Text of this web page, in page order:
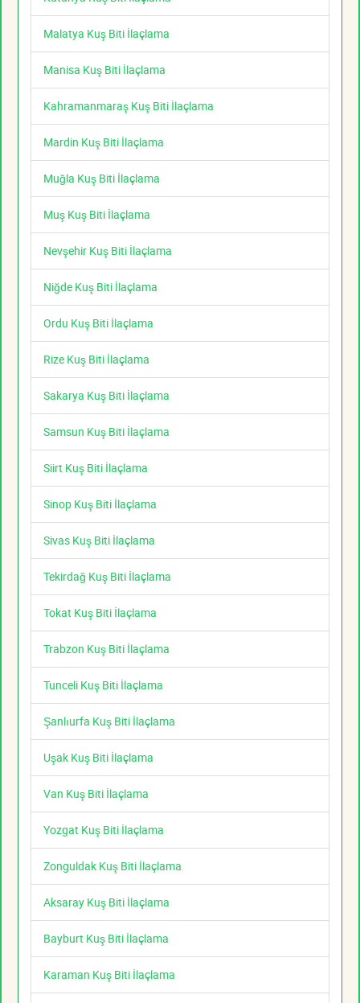
Malatya Kuş Biti İlaçlama
Manisa Kuş Biti İlaçlama
Kahramanmaraş Kuş Biti İlaçlama
Mardin Kuş Biti İlaçlama
Muğla Kuş Biti İlaçlama
Muş Kuş Biti İlaçlama
Nevşehir Kuş Biti İlaçlama
Niğde Kuş Biti İlaçlama
Ordu Kuş Biti İlaçlama
Rize Kuş Biti İlaçlama
Sakarya Kuş Biti İlaçlama
Samsun Kuş Biti İlaçlama
Siirt Kuş Biti İlaçlama
Sinop Kuş Biti İlaçlama
Sivas Kuş Biti İlaçlama
Tekirdağ Kuş Biti İlaçlama
Tokat Kuş Biti İlaçlama
Trabzon Kuş Biti İlaçlama
Tunceli Kuş Biti İlaçlama
Şanlıurfa Kuş Biti İlaçlama
Uşak Kuş Biti İlaçlama
Van Kuş Biti İlaçlama
Yozgat Kuş Biti İlaçlama
Zonguldak Kuş Biti İlaçlama
Aksaray Kuş Biti İlaçlama
Bayburt Kuş Biti İlaçlama
Karaman Kuş Biti İlaçlama